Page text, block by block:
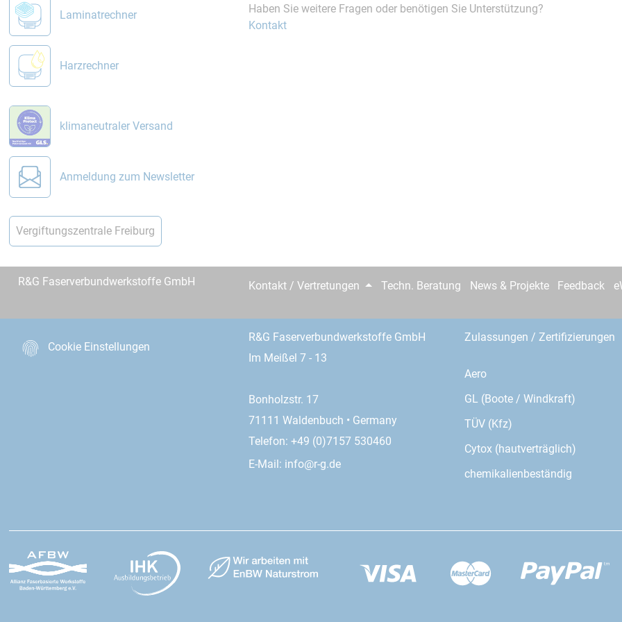
Laminatrechner
Harzrechner
klimaneutraler Versand
Anmeldung zum Newsletter
Vergiftungszentrale Freiburg
Haben Sie weitere Fragen oder benötigen Sie Unterstützung?
Kontakt
R&G Faserverbundwerkstoffe GmbH Kontakt / Vertretungen Techn. Beratung News & Projekte Feedback
Cookie Einstellungen
R&G Faserverbundwerkstoffe GmbH
Im Meißel 7 - 13
Bonholzstr. 17
71111 Waldenbuch • Germany
Telefon: +49 (0)7157 530460
E-Mail: info@r-g.de
Zulassungen / Zertifizierungen
Aero
GL (Boote / Windkraft)
TÜV (Kfz)
Cytox (hautverträglich)
chemikalienbeständig